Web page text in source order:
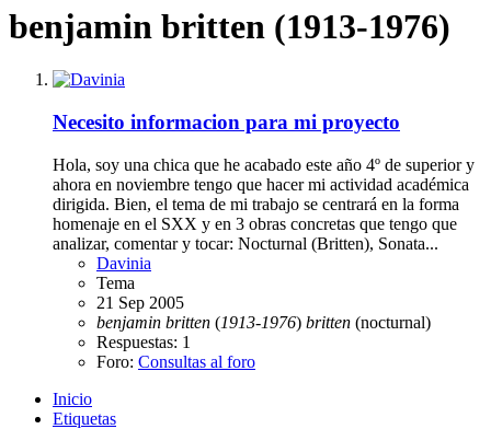
benjamin britten (1913-1976)
Necesito informacion para mi proyecto
Hola, soy una chica que he acabado este año 4º de superior y
ahora en noviembre tengo que hacer mi actividad académica
dirigida. Bien, el tema de mi trabajo se centrará en la forma
homenaje en el SXX y en 3 obras concretas que tengo que
analizar, comentar y tocar: Nocturnal (Britten), Sonata...
Davinia
Tema
21 Sep 2005
benjamin britten (1913-1976) britten (nocturnal)
Respuestas: 1
Foro: Consultas al foro
Inicio
Etiquetas